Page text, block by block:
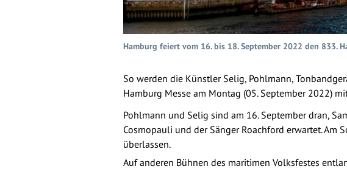
Hamburg feiert vom 16. bis 18. September 2022 den 833.
So werden die Künstler Selig, Pohlmann,
Hamburg Messe am Montag (05. September 2022)
Pohlmann und Selig sind am 16. September dran,
Cosmopauli und der Sänger Roachford erwartet. Am
überlassen.
Auf anderen Bühnen des maritimen Volksfestes